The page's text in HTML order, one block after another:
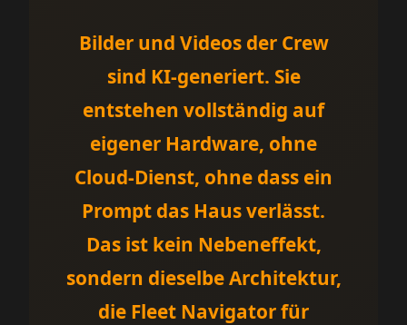
Bilder und Videos der Crew
sind KI-generiert. Sie
entstehen vollständig auf
eigener Hardware, ohne
Cloud-Dienst, ohne dass ein
Prompt das Haus verlässt.
Das ist kein Nebeneffekt,
sondern dieselbe Architektur,
die Fleet Navigator für